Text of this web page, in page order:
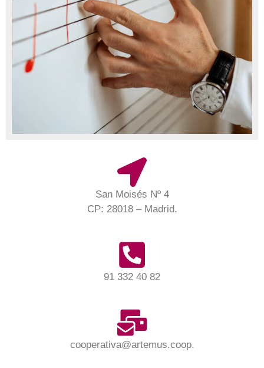
San Moisés Nº 4
CP: 28018 – Madrid.
91 332 40 82
cooperativa@artemus.coop.